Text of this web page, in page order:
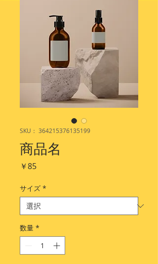
SKU： 364215376135199
商品名
￥85価
サイズ *
数量 *